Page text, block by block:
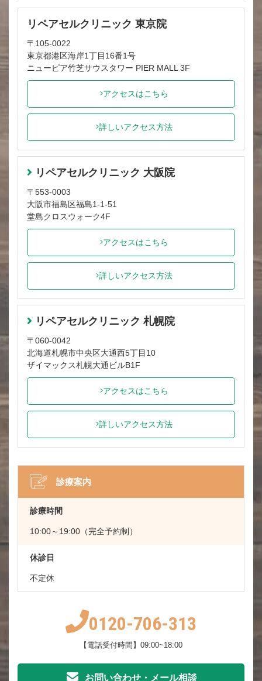
リペアセルクリニック 東京院
〒105-0022
東京都港区海岸1丁目16番1号
ニューピア竹芝サウスタワー PIER MALL 3F
アクセスはこちら
詳しいアクセス方法
リペアセルクリニック 大阪院
〒553-0003
大阪市福島区福島1-1-51
堂島クロスウォーク4F
アクセスはこちら
詳しいアクセス方法
リペアセルクリニック 札幌院
〒060-0042
北海道札幌市中央区大通西5丁目10
ザイマックス札幌大通ビルB1F
アクセスはこちら
詳しいアクセス方法
診療案内
診療時間
10:00～19:00（完全予約制）
休診日
不定休
0120-706-313
【電話受付時間】09:00~18:00
お問い合わせ・メール相談